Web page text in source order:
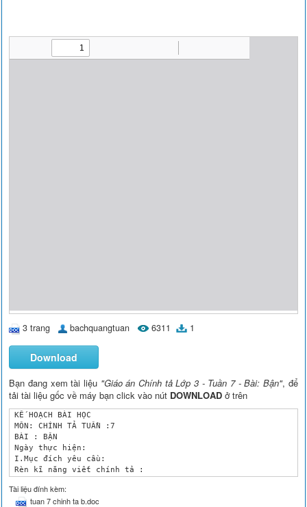
3 trang bachquangtuan 6311 1
Download
Bạn đang xem tài liệu "Giáo án Chính tả Lớp 3 - Tuần 7 - Bài: Bận", để
tải tài liệu gốc về máy bạn click vào nút DOWNLOAD ở trên
KẾ HOẠCH BÀI HỌC
MÔN: CHÍNH TẢ TUẦN :7
BÀI : BẬN
Ngày thực hiện:
I.Mục đích yêu cầu:
Rèn kĩ năng viết chính tả :
_ Nghe viết chính xác, trình bày đúng các khổ thơ 2 và 3
_Ôn luyện vần khó : en/ oen ; làm đúng các bài tập phận biệt.
II.Chuẩn bị :
Tài liệu đính kèm:
tuan 7 chinh ta b.doc